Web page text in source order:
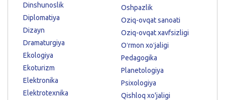
Dinshunoslik
Diplomatiya
Dizayn
Dramaturgiya
Ekologiya
Ekoturizm
Elektronika
Elektrotexnika
Oshpazlik
Oziq-ovqat sanoati
Oziq-ovqat xavfsizligi
Oʻrmon xoʻjaligi
Pedagogika
Planetologiya
Psixologiya
Qishloq xo'jaligi